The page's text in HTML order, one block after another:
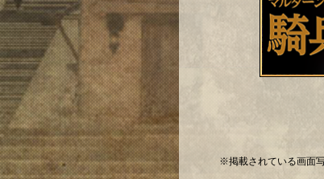
※掲載されている画面